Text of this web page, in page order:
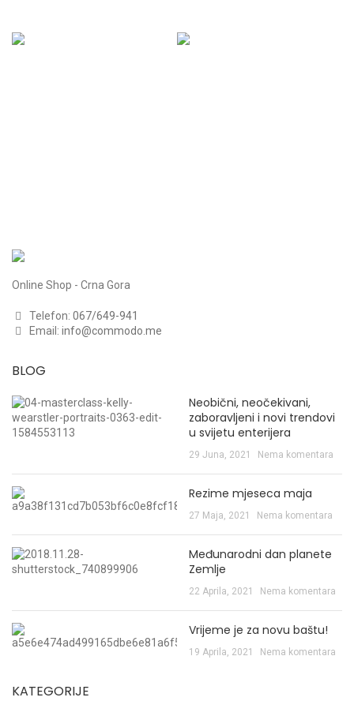
Online Shop - Crna Gora
Telefon: 067/649-941
Email: info@commodo.me
BLOG
Neobični, neočekivani,
zaboravljeni i novi trendovi
u svijetu enterijera
29 Juna, 2021 Nema komentara
Rezime mjeseca maja
27 Maja, 2021 Nema komentara
Međunarodni dan planete
Zemlje
22 Aprila, 2021 Nema komentara
Vrijeme je za novu baštu!
19 Aprila, 2021 Nema komentara
KATEGORIJE